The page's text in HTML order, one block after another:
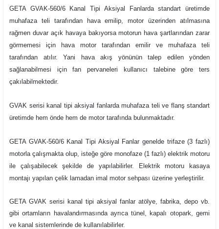
GETA GVAK-560/6 Kanal Tipi Aksiyal Fanlarda standart üretimde
muhafaza teli tarafından hava emilip, motor üzerinden atılmasına
rağmen duvar açık havaya bakıyorsa motorun hava şartlarından zarar
görmemesi için hava motor tarafından emilir ve muhafaza teli
tarafından atılır. Yani hava akış yönünün talep edilen yönden
sağlanabilmesi için fan pervaneleri kullanıcı talebine göre ters
çakılabilmektedir.
GVAK serisi kanal tipi aksiyal fanlarda muhafaza teli ve flanş standart
üretimde hem önde hem de motor tarafında bulunmaktadır.
GETA GVAK-560/6 Kanal Tipi Aksiyal Fanlar genelde trifaze (3 fazlı)
motorla çalışmakta olup, isteğe göre monofaze (1 fazlı) elektrik motoru
ile çalışabilecek şekilde de yapılabilirler. Elektrik motoru kasaya
montajı yapılan çelik lamadan imal motor sehpası üzerine yerleştirilir.
GETA GVAK serisi kanal tipi aksiyal fanlar atölye, fabrika, depo vb.
gibi ortamların havalandırmasında ayrıca tünel, kapalı otopark, gemi
ve kanal sistemlerinde de kullanılabilirler.